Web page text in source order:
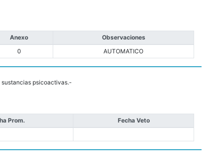
Anexo
Observaciones
0 AUTOMATICO
sustancias psicoactivas.-
Prom.
Fecha Veto